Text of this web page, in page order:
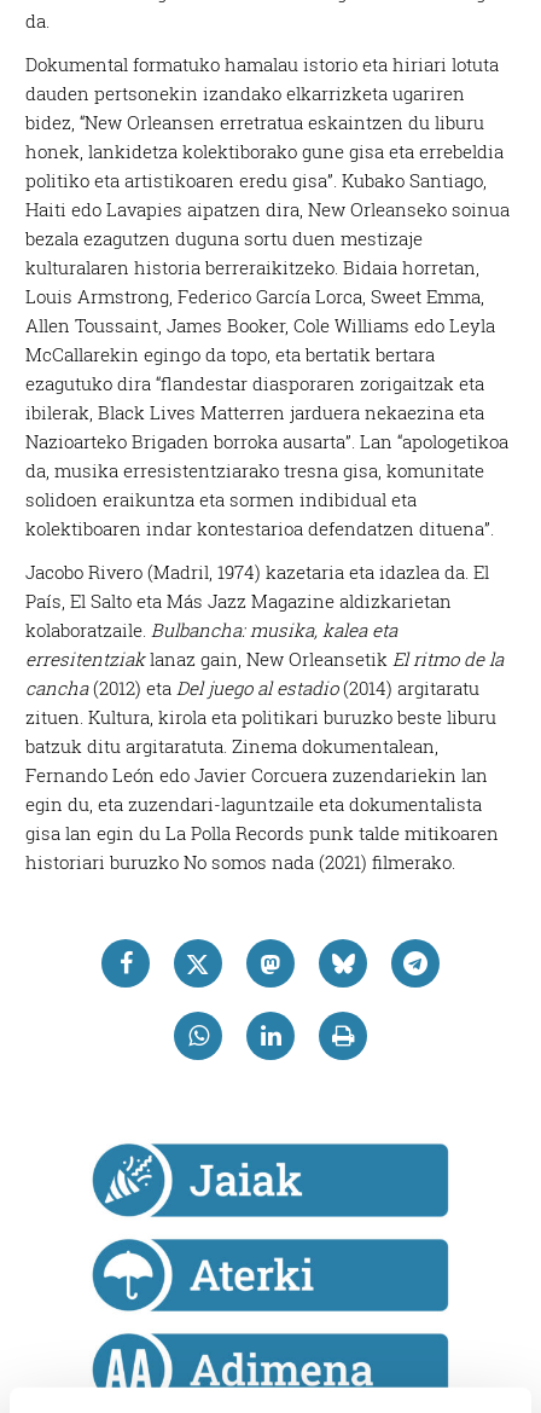
da.
Dokumental formatuko hamalau istorio eta hiriari lotuta
dauden pertsonekin izandako elkarrizketa ugariren
bidez, “New Orleansen erretratua eskaintzen du liburu
honek, lankidetza kolektiborako gune gisa eta errebeldia
politiko eta artistikoaren eredu gisa”. Kubako Santiago,
Haiti edo Lavapies aipatzen dira, New Orleanseko soinua
bezala ezagutzen duguna sortu duen mestizaje
kulturalaren historia berreraikitzeko. Bidaia horretan,
Louis Armstrong, Federico García Lorca, Sweet Emma,
Allen Toussaint, James Booker, Cole Williams edo Leyla
McCallarekin egingo da topo, eta bertatik bertara
ezagutuko dira “flandestar diasporaren zorigaitzak eta
ibilerak, Black Lives Matterren jarduera nekaezina eta
Nazioarteko Brigaden borroka ausarta”. Lan “apologetikoa
da, musika erresistentziarako tresna gisa, komunitate
solidoen eraikuntza eta sormen indibidual eta
kolektiboaren indar kontestarioa defendatzen dituena”.
Jacobo Rivero (Madril, 1974) kazetaria eta idazlea da. El
País, El Salto eta Más Jazz Magazine aldizkarietan
kolaboratzaile. Bulbancha: musika, kalea eta
erresitentziaklanaz gain, New Orleansetik El ritmo de la
cancha(2012) eta Del juego al estadio(2014) argitaratu
zituen. Kultura, kirola eta politikari buruzko beste liburu
batzuk ditu argitaratuta. Zinema dokumentalean,
Fernando León edo Javier Corcuera zuzendariekin lan
egin du, eta zuzendari-laguntzaile eta dokumentalista
gisa lan egin du La Polla Records punk talde mitikoaren
historiari buruzko No somos nada (2021) filmerako.